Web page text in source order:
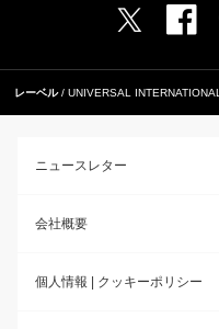
レーベル UNIVERSAL INTERNATIONAL
ニュースレター
会社概要
個人情報 | クッキーポリシー